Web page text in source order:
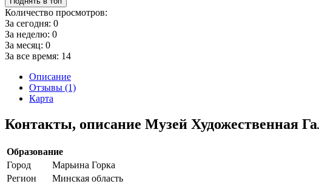
Количество просмотров:
За сегодня: 0
За неделю: 0
За месяц: 0
За все время: 14
Описание
Отзывы (1)
Карта
Контакты, описание Музей Художественная
Образование
Город
Марьина Горка
Регион
Минская область